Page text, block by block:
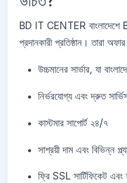
BD IT CENTER বাংলাদেশে
প্রদানকারী প্রতিষ্ঠান। তারা
উচ্চমানের সার্ভার, যা
নির্ভরযোগ্য এবং দ্রুত
কাস্টমার সাপোর্ট ২৪/৭
সাশ্রয়ী দাম এবং বিভিন্ন
ফ্রি SSL সার্টিফিকেট